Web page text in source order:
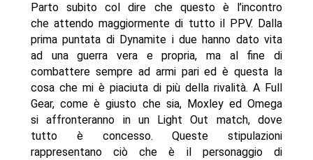
Parto subito col dire che questo è l’incontro
che attendo maggiormente di tutto il PPV. Dalla
prima puntata di Dynamite i due hanno dato vita
ad una guerra vera e propria, ma al fine di
combattere sempre ad armi pari ed è questa la
cosa che mi è piaciuta di più della rivalità. A Full
Gear, come è giusto che sia, Moxley ed Omega
si affronteranno in un Light Out match, dove
tutto è concesso. Queste stipulazioni
rappresentano ciò che è il personaggio di